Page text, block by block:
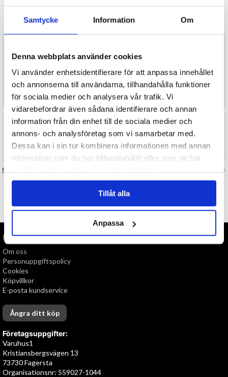
Samtycke Information Om
Denna webbplats använder cookies
Vi använder enhetsidentifierare för att anpassa innehållet
och annonserna till användarna, tillhandahålla funktioner
för sociala medier och analysera vår trafik. Vi
vidarebefordrar även sådana identifierare och annan
information från din enhet till de sociala medier och
annons- och analysföretag som vi samarbetar med.
Dessa kan i sin tur kombinera informationen med annan
information som du har tillhandahållit eller som de har
Tillåt alla
Anpassa
Preliminärt åter i lager: Okänt
Förklarande bruksanvisning på baksidan av förpackningen.
Kräver 6xAG3 batterier som INGÅR och får produkten att lysa i
upp till 24h.
Ballongerna får en diameter på ca 30cm.
Produktern är CE-märkt och rekommenderas från 8 års ålder.
RECENSIONER (0)
TIPSA
Art. nr 147696
TILL TOPPEN
INFORMATION
Om oss
Personuppgiftspolicy
Cookies
Köpvillkor
E-posta kundservice
Ångra ditt köp
Företagsuppgifter:
Varuhus1
Kristiansbergsvägen 13
73730 Fagersta
Organisationsnr: 559027-1044